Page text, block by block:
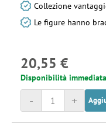
Collezione
Le figure hanno
20,55 €
Disponibilità immediata
+
-